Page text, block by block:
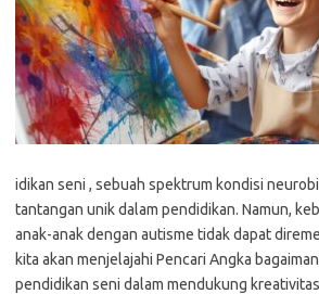
idikan seni , sebuah spektrum kondisi
tantangan unik dalam pendidikan. Namun,
anak-anak dengan autisme tidak dapat
kita akan menjelajahi Pencari Angka
pendidikan seni dalam mendukung